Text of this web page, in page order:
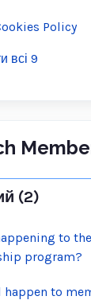
Policy
всі 9
(2)
to
program?
happen to